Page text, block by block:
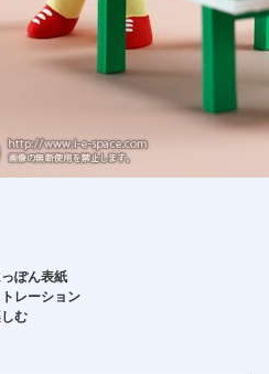
ぽん表紙
レーション
む